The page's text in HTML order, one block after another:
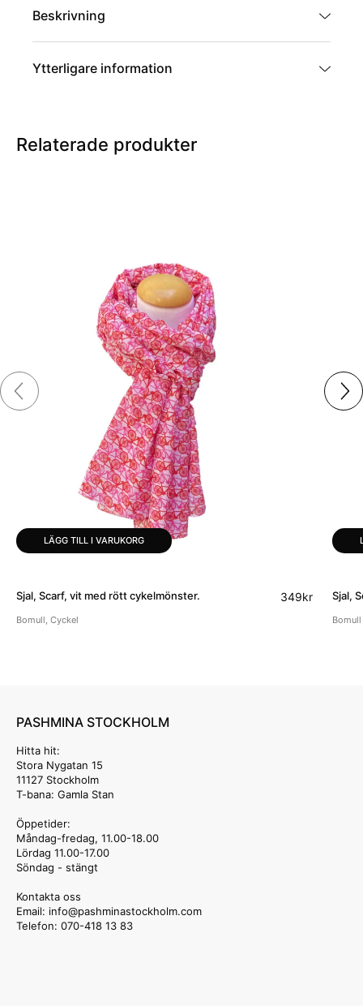
Beskrivning
Ytterligare information
Relaterade produkter
LÄGG TILL I VARUKORG
Sjal, Scarf, vit med rött cykelmönster. 349kr
Bomull Cyckel
Sjal,
Bomull
PASHMINA STOCKHOLM
Hitta hit:
Stora Nygatan 15
11127 Stockholm
T-bana: Gamla Stan
Öppetider:
Måndag-fredag, 11.00-18.00
Lördag 11.00-17.00
Söndag - stängt
Kontakta oss
Email: info@pashminastockholm.com
Telefon: 070-418 13 83